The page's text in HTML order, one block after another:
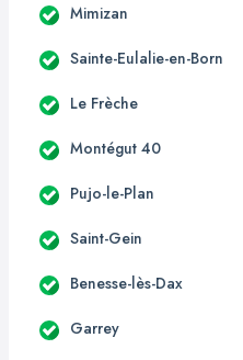
Mimizan
Sainte-Eulalie-en-Born
Le Frèche
Montégut 40
Pujo-le-Plan
Saint-Gein
Benesse-lès-Dax
Garrey